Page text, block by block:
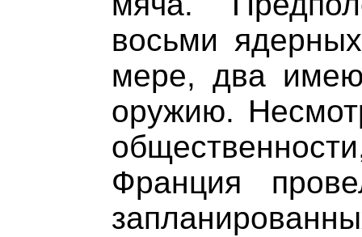
восьми
мере, два
оружию.
Франция